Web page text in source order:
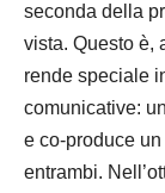
seconda della
vista. Questo è,
rende speciale
comunicative:
e co-produce
entrambi.